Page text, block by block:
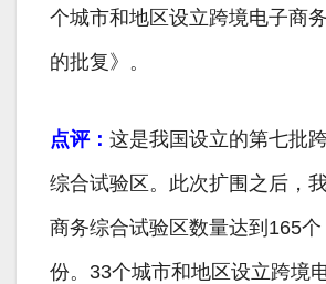
个城市和地区设立跨境电子商
的批复》。
点评： 这是我国设立的第七批
综合试验区。此次扩围之后，
商务综合试验区数量达到165
份。33个城市和地区设立跨境